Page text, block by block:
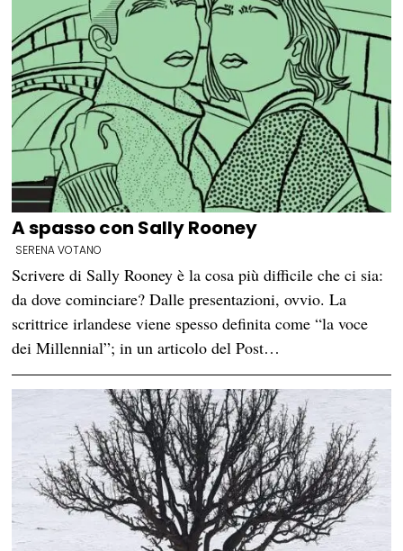
A spasso con Sally Rooney
SERENA VOTANO
Scrivere di Sally Rooney è la cosa più difficile che ci sia:
da dove cominciare? Dalle presentazioni, ovvio. La
scrittrice irlandese viene spesso definita come “la voce
dei Millennial”; in un articolo del Post…